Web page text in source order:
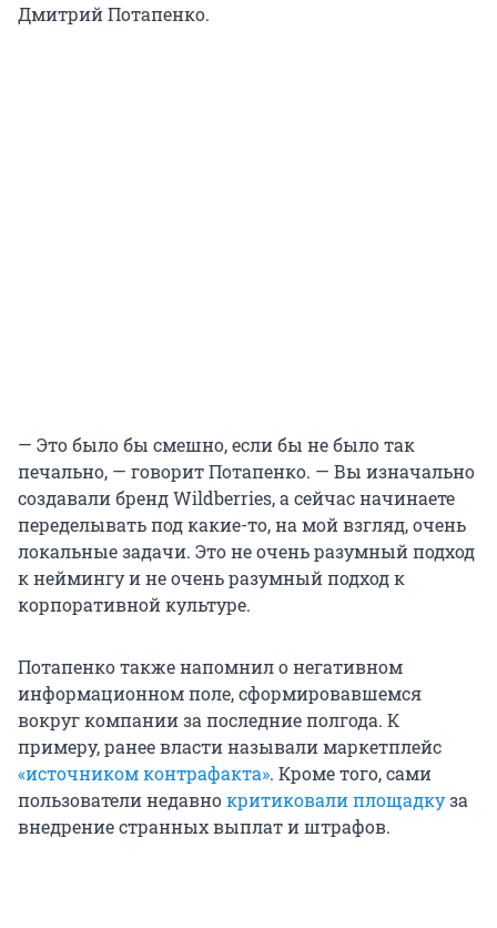
Дмитрий Потапенко.
— Это было бы смешно, если бы не было так
печально, — говорит Потапенко. — Вы изначально
создавали бренд Wildberries, а сейчас начинаете
переделывать под какие-то, на мой взгляд, очень
локальные задачи. Это не очень разумный подход
к неймингу и не очень разумный подход к
корпоративной культуре.
Потапенко также напомнил о негативном
информационном поле, сформировавшемся
вокруг компании за последние полгода. К
примеру, ранее власти называли маркетплейс
«источником контрафакта». Кроме того, сами
пользователи недавнокритиковали площадкуза
внедрение странных выплат и штрафов.